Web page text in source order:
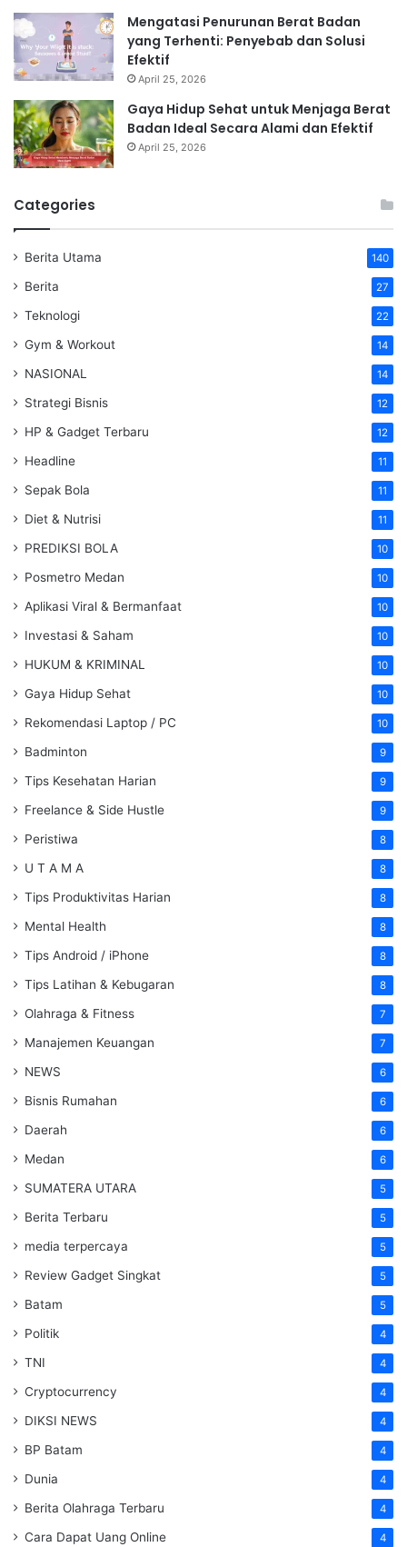
Mengatasi Penurunan Berat Badan
yang Terhenti: Penyebab dan Solusi
Efektif
April 25, 2026
Gaya Hidup Sehat untuk Menjaga Berat
Badan Ideal Secara Alami dan Efektif
April 25, 2026
Categories
Berita Utama 140
Berita 27
Teknologi 22
Gym & Workout 14
NASIONAL 14
Strategi Bisnis 12
HP & Gadget Terbaru 12
Headline 11
Sepak Bola 11
Diet & Nutrisi 11
PREDIKSI BOLA 10
Posmetro Medan 10
Aplikasi Viral & Bermanfaat 10
Investasi & Saham 10
HUKUM & KRIMINAL 10
Gaya Hidup Sehat 10
Rekomendasi Laptop / PC 10
Badminton 9
Tips Kesehatan Harian 9
Freelance & Side Hustle 9
Peristiwa 8
U T A M A 8
Tips Produktivitas Harian 8
Mental Health 8
Tips Android / iPhone 8
Tips Latihan & Kebugaran 8
Olahraga & Fitness 7
Manajemen Keuangan 7
NEWS 6
Bisnis Rumahan 6
Daerah 6
Medan 6
SUMATERA UTARA 5
Berita Terbaru 5
media terpercaya 5
Review Gadget Singkat 5
Batam 5
Politik 4
TNI 4
Cryptocurrency 4
DIKSI NEWS 4
BP Batam 4
Dunia 4
Berita Olahraga Terbaru 4
Cara Dapat Uang Online 4